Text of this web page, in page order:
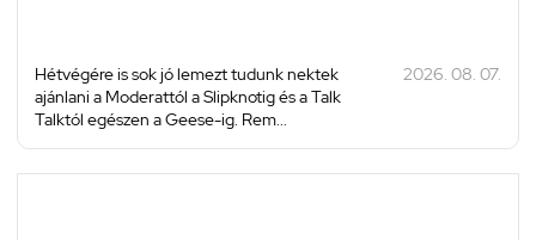
Hétvégére is sok jó lemezt tudunk nektek
ajánlani a Moderattól a Slipknotig és a Talk
Talktól egészen a Geese-ig. Rem...
2026. 08. 07.